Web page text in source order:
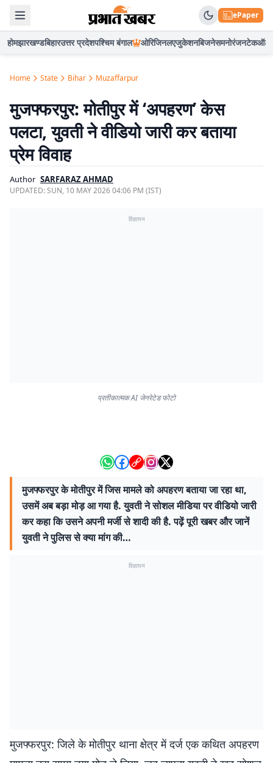
ePaper
होमझारखण्डबिहारउत्तर प्रदेशपश्चिम बंगाल ओरिजिनलएजुकेशनबिजनेसमनोरंजनटेकऑटो
Home State Bihar Muzaffarpur
मुजफ्फरपुर: मोतीपुर में ‘अपहरण’ केस
पलटा, युवती ने वीडियो जारी कर बताया
प्रेम विवाह
Author SARFARAZ AHMAD
UPDATED:SUN, 10 MAY 2026 04:06 PM (IST)
विज्ञापन
प्रतीकात्मक AI जेनरेटेड फोटो
मुजफ्फरपुर के मोतीपुर में जिस मामले को अपहरण बताया जा रहा था,
उसमें अब बड़ा मोड़ आ गया है. युवती ने सोशल मीडिया पर वीडियो जारी
कर कहा कि उसने अपनी मर्जी से शादी की है. पढ़ें पूरी खबर और जानें
युवती ने पुलिस से क्या मांग की…
विज्ञापन
मुजफ्फरपुर: जिले के मोतीपुर थाना क्षेत्र में दर्ज एक कथित अपहरण